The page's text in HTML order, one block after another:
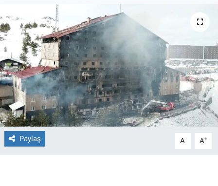
Paylaş A- A+
Eğlence
Ekonomi
Forum
Gerçeğin İzinde
Gün Başlıyor
Gün Bitiyor